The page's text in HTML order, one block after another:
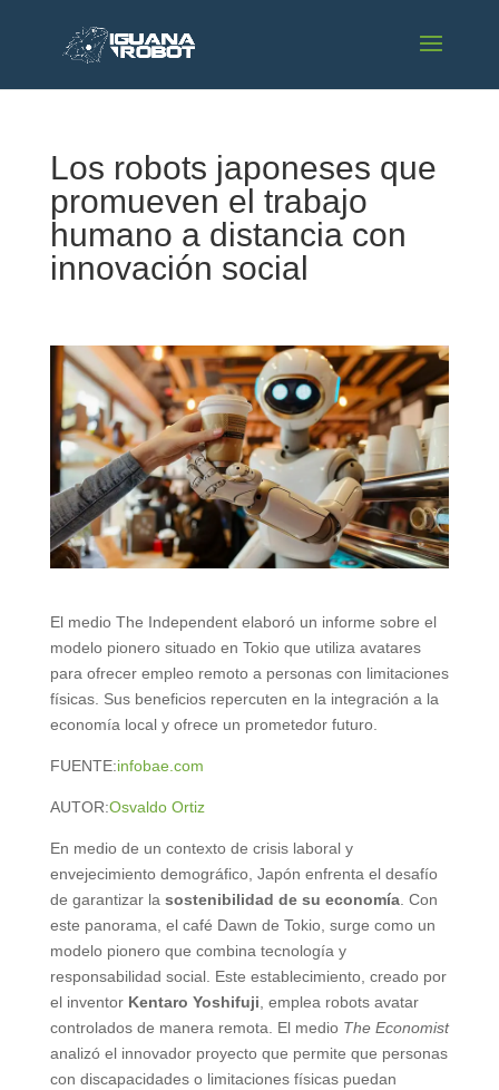
Los robots japoneses que
promueven el trabajo
humano a distancia con
innovación social
El medio The Independent elaboró un informe sobre el
modelo pionero situado en Tokio que utiliza avatares
para ofrecer empleo remoto a personas con limitaciones
físicas. Sus beneficios repercuten en la integración a la
economía local y ofrece un prometedor futuro.
FUENTE:infobae.com
AUTOR:Osvaldo Ortiz
En medio de un contexto de crisis laboral y
envejecimiento demográfico, Japón enfrenta el desafío
de garantizar la sostenibilidad de su economía. Con
este panorama, el café Dawn de Tokio, surge como un
modelo pionero que combina tecnología y
responsabilidad social. Este establecimiento, creado por
el inventor Kentaro Yoshifuji , emplea robots avatar
controlados de manera remota. El medio The Economist
analizó el innovador proyecto que permite que personas
con discapacidades o limitaciones físicas puedan